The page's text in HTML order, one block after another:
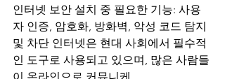
인터넷 보안 설치 중 필요한 기능: 사용
자 인증, 암호화, 방화벽, 악성 코드 탐지
및 차단 인터넷은 현대 사회에서 필수적
인 도구로 사용되고 있으며, 많은 사람들